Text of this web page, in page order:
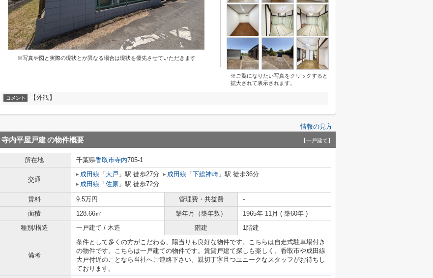
※写真や図と実際の現状とが異なる場合は現状を優先させていただきます
※ご覧になりたい写真をクリックすると
拡大されて表示されます。
コメント 【外観】
情報の見方
寺内平屋戸建の物件概要 【一戸建て】
所在地 千葉県香取市寺内705-1
交通
成田線 「 大戸 」駅 徒歩27分 成田線 「 下総神崎 」駅 徒歩36分
成田線 「 佐原 」駅 徒歩72分
賃料 9.5万円 管理費・共益費
-
面積
128.66㎡ 築年月（築年数）
1965年 11月 ( 築60年 )
種別/構造
一戸建て / 木造 階建 1階建
備考
条件として多くの方がこだわる、陽当りも良好な物件です。こちらは自走式駐車場付き
の物件です。こちらは一戸建ての物件です。賃貸戸建て探しも楽しく。香取市や成田線
大戸付近のことなら当社へご連絡下さい。親切丁寧且つユニークなスタッフがお待ちし
ております。